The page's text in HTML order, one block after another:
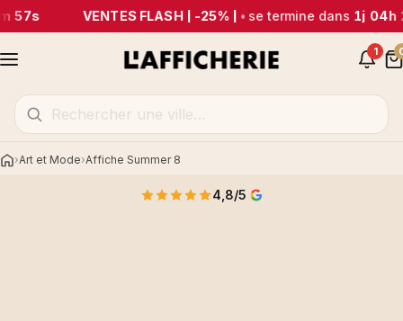
57s VENTES FLASH | -25% | •se termine dans1j 04h
1
AccueilArt et Mode Affiche Summer 8
4,8/5